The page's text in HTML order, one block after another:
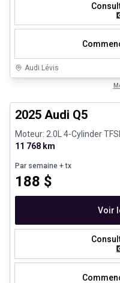
Audi Lévis
Véhicules d'occasion
2025 Audi Q5
Moteur: 2.0L 4-Cylinder
11 768 km
Par semaine + tx
188 $
Voir